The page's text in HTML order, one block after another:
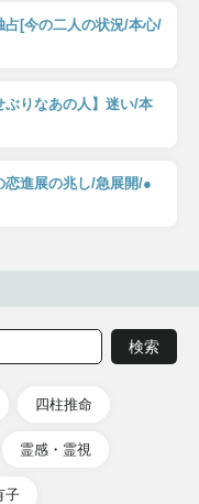
[今の二人の状況/本心/
りなあの人】迷い/本
進展の兆し/急展開/●
四柱推命
霊感・霊視
子